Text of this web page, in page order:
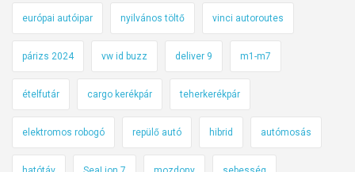
európai autóipar nyilvános töltő vinci autoroutes
párizs 2024 vw id buzz deliver 9 m1-m7
ételfutár cargo kerékpár teherkerékpár
elektromos robogó repülő autó hibrid autómosás